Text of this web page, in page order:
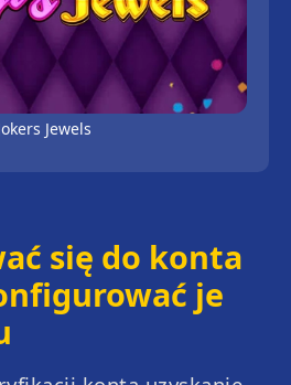
Jewels
się do konta
je